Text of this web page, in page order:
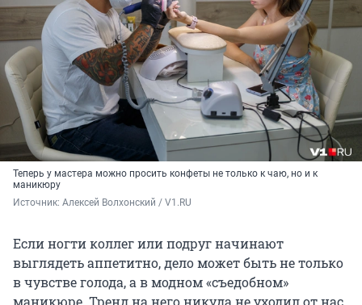
Теперь у мастера можно просить конфеты не только к чаю, но и к
маникюру
Источник: Алексей Волхонский / V1.RU
Если ногти коллег или подруг начинают
выглядеть аппетитно, дело может быть не только
в чувстве голода, а в модном «съедобном»
маникюре. Тренд на него никуда не уходил от нас